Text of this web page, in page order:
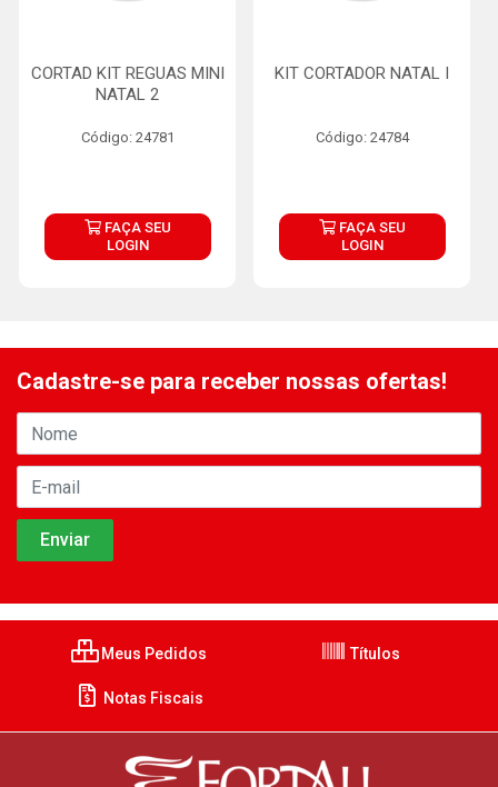
CORTAD KIT REGUAS MINI
NATAL 2
Código: 24781
FAÇA SEU
LOGIN
KIT CORTADOR NATAL I
Código: 24784
FAÇA SEU
LOGIN
Cadastre-se para receber nossas ofertas!
Meus Pedidos Títulos
Notas Fiscais